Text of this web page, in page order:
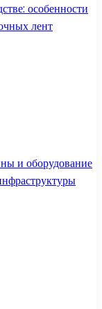
особенности
лент
и оборудование